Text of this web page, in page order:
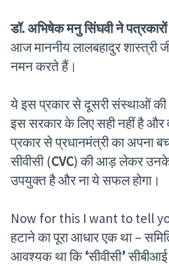
डॉ. अभिषेक मनु सिंघवी ने
आज माननीय लालबहादुर शास्त्री
नमन करते हैं।
ये इस प्रकार से दूसरी संस्थाओं
इस सरकार के लिए सही नहीं है और
प्रकार से प्रधानमंत्री का अपना
सीवीसी (CVC) की आड़ लेकर उनके
उपयुक्त है और ना ये सफल होगा।
Now for this I want to tell
हटाने का पूरा आधार एक था –
आवश्यक था कि‘सीवीसी’